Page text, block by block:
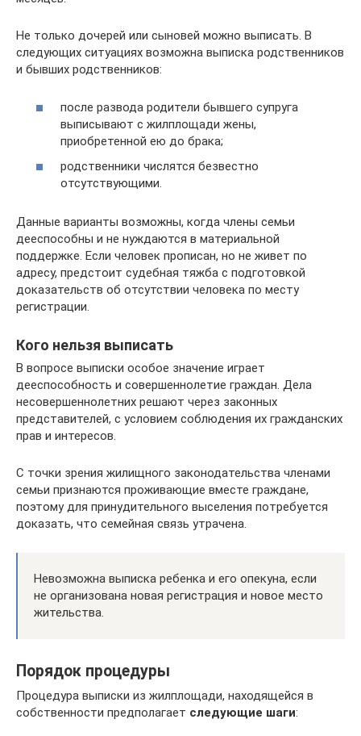
Не только дочерей или сыновей можно выписать. В
следующих ситуациях возможна выписка родственников
и бывших родственников:
после развода родители бывшего супруга
выписывают с жилплощади жены,
приобретенной ею до брака;
родственники числятся безвестно
отсутствующими.
Данные варианты возможны, когда члены семьи
дееспособны и не нуждаются в материальной
поддержке. Если человек прописан, но не живет по
адресу, предстоит судебная тяжба с подготовкой
доказательств об отсутствии человека по месту
регистрации.
Кого нельзя выписать
В вопросе выписки особое значение играет
дееспособность и совершеннолетие граждан. Дела
несовершеннолетних решают через законных
представителей, с условием соблюдения их гражданских
прав и интересов.
С точки зрения жилищного законодательства членами
семьи признаются проживающие вместе граждане,
поэтому для принудительного выселения потребуется
доказать, что семейная связь утрачена.
Невозможна выписка ребенка и его опекуна, если
не организована новая регистрация и новое место
жительства.
Порядок процедуры
Процедура выписки из жилплощади, находящейся в
собственности предполагает следующие шаги: